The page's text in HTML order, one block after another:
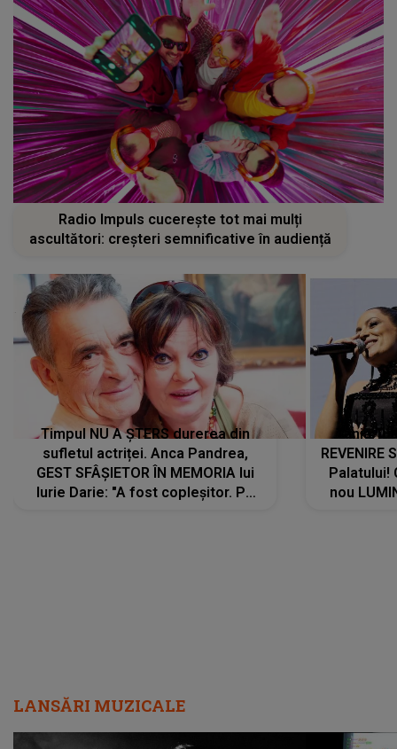
Radio Impuls cucerește tot mai mulți
ascultători: creșteri semnificative în audiență
Timpul NU A ȘTERS durerea din
sufletul actriței. Anca Pandrea,
GEST SFÂȘIETOR ÎN MEMORIA lui
Iurie Darie: "A fost copleșitor. Pe
Tania
REVENIRE
Palatului!
nou
LANSĂRI MUZICALE